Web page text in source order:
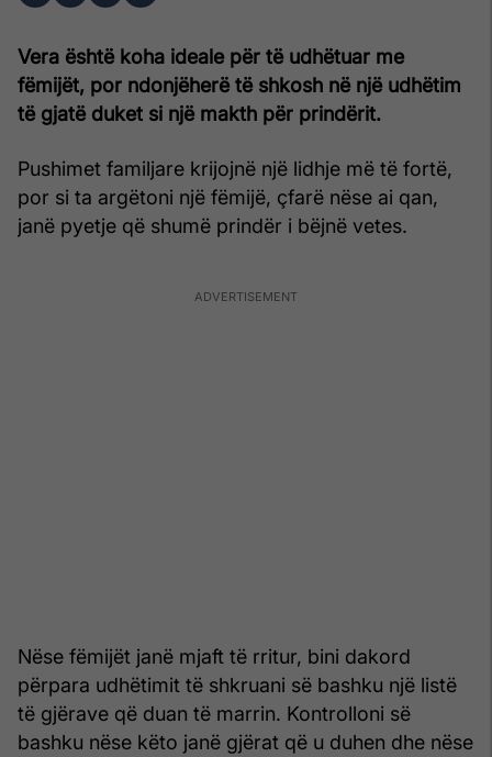
Vera është koha ideale për të udhëtuar me
fëmijët, por ndonjëherë të shkosh në një udhëtim
të gjatë duket si një makth për prindërit.
Pushimet familjare krijojnë një lidhje më të fortë,
por si ta argëtoni një fëmijë, çfarë nëse ai qan,
janë pyetje që shumë prindër i bëjnë vetes.
Nëse fëmijët janë mjaft të rritur, bini dakord
përpara udhëtimit të shkruani së bashku një listë
të gjërave që duan të marrin. Kontrolloni së
bashku nëse këto janë gjërat që u duhen dhe nëse